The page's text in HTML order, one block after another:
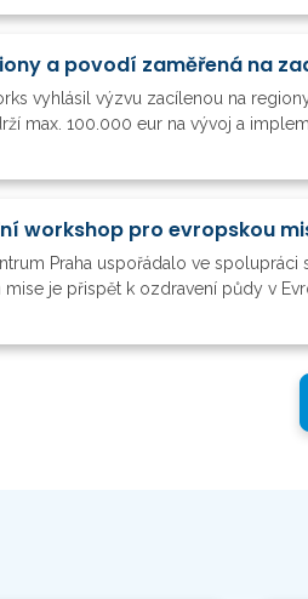
a povodí zaměřená na
vyhlásil výzvu zacílenou na
max. 100.000 eur na vývoj a
workshop pro evropskou
Praha uspořádalo ve
mise je přispět k ozdravení půdy v